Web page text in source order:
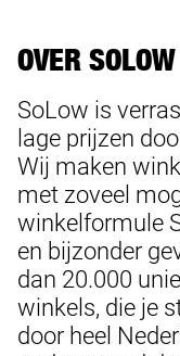
OVER SOLOW
SoLow is
lage prijzen
Wij maken
met zoveel
winkelformule
en bijzonder
dan 20.000
winkels, die je
door heel